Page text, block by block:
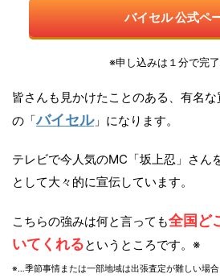
バイセル 公式ペ
※申し込みは１分で完
皆さんも見かけたことのある、有名
の「バイセル」になります。
テレビで今人気のMC「坂上忍」さん
として大々的に宣伝しています。
こちらの強みは何と言っても全国ど
いてくれるというところです。※
※…季節事情または一部地域は出張査定が難しい場